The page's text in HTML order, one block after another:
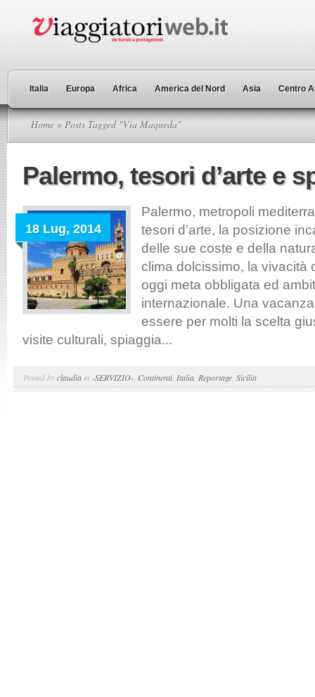
Italia Europa Africa America del Nord Asia Centro
Home » Posts Tagged "Via Maqueda"
Palermo, tesori d’arte e
18 Lug, 2014
Palermo, metropoli
tesori d’arte, la posizione
delle sue coste e della
clima dolcissimo, la vivacità
oggi meta obbligata ed
internazionale. Una
essere per molti la scelta
visite culturali, spiaggia...
Posted byclaudia in -SERVIZIO- Continenti, Italia Reportage Sicilia